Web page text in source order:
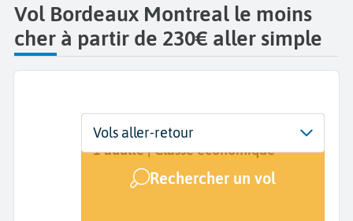
Vol Bordeaux Montreal le moins
cher à partir de 230€ aller simple
Départ
Bordeaux (BOD)
Dates
3 sept. - 13 sept.
Voyageurs | Classe
1 adulte | Classe économique
Rechercher un vol
Vols aller-retour